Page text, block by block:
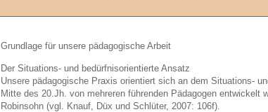
Grundlage für unsere pädagogische Arbeit
Der Situations- und bedürfnisorientierte Ansatz
Unsere pädagogische Praxis orientiert sich an dem Situations-
Mitte des 20.Jh. von mehreren führenden Pädagogen entwickelt
Robinsohn (vgl. Knauf, Düx und Schlüter, 2007: 106f).